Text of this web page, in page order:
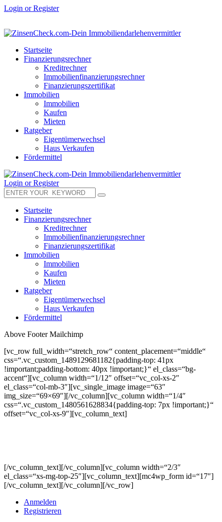
Login or Register
Startseite
Finanzierungsrechner
Kreditrechner
Immobilienfinanzierungsrechner
Finanzierungszertifikat
Immobilien
Immobilien
Kaufen
Mieten
Ratgeber
Eigentümerwechsel
Haus Verkaufen
Fördermittel
Login or Register
Startseite
Finanzierungsrechner
Kreditrechner
Immobilienfinanzierungsrechner
Finanzierungszertifikat
Immobilien
Immobilien
Kaufen
Mieten
Ratgeber
Eigentümerwechsel
Haus Verkaufen
Fördermittel
Above Footer Mailchimp
[vc_row full_width=“stretch_row“ content_placement=“middle“
css=“.vc_custom_1489129681182{padding-top: 41px
!important;padding-bottom: 40px !important;}“ el_class=“bg-
accent“][vc_column width=“1/12″ offset=“vc_col-xs-2″
el_class=“col-mb-3″][vc_single_image image=“63″
img_size=“69×69″][/vc_column][vc_column width=“1/4″
css=“.vc_custom_1480561628834{padding-top: 7px !important;}“
offset=“vc_col-xs-9″][vc_column_text]
[/vc_column_text][/vc_column][vc_column width=“2/3″
el_class=“xs-mg-top-25″][vc_column_text][mc4wp_form id=“17″]
[/vc_column_text][/vc_column][/vc_row]
Anmelden
Registrieren